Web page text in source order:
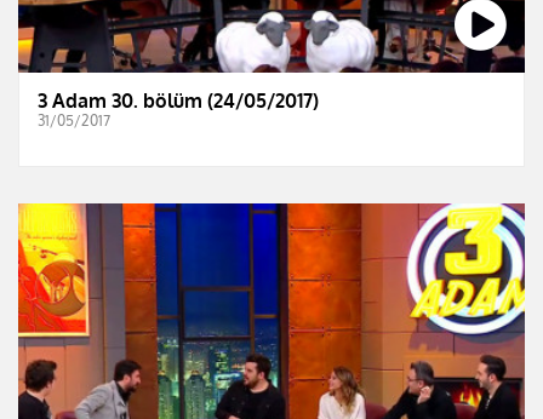
3 Adam 30. bölüm (24/05/2017)
31/05/2017